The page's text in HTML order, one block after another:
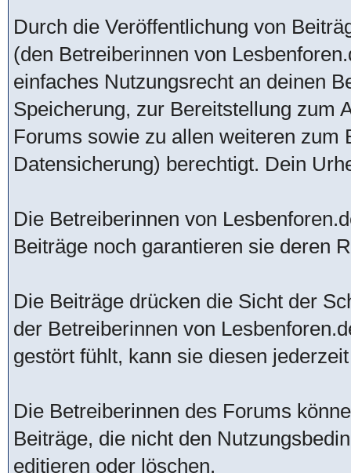
Durch die Veröffentlichung von
(den Betreiberinnen von
einfaches Nutzungsrecht an deinen
Speicherung, zur Bereitstellung zum
Forums sowie zu allen weiteren zum
Datensicherung) berechtigt. Dein
Die Betreiberinnen von
Beiträge noch garantieren sie deren
Die Beiträge drücken die Sicht der
der Betreiberinnen von
gestört fühlt, kann sie diesen
Die Betreiberinnen des Forums
Beiträge, die nicht den
editieren oder löschen.